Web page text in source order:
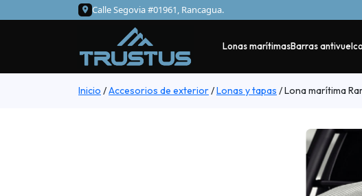
Calle Segovia #01961, Rancagua.
Lonas marítimasBarras
Inicio /Accesorios de exterior/Lonas y tapas /Lona marítima